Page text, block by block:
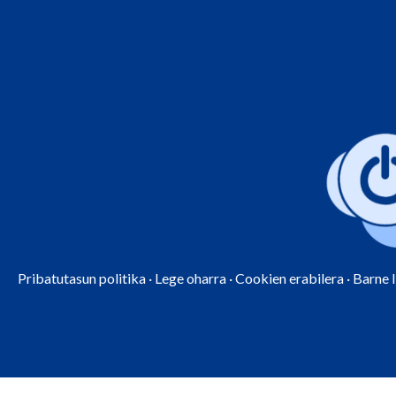
Pribatutasun politika · Lege oharra ·Cookien erabilera · Barne